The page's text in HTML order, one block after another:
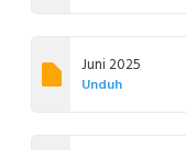
Juni 2025
Unduh